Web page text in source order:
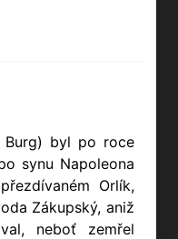
Burg) byl po roce
synu Napoleona
Orlík,
Zákupský, aniž
neboť zemřel